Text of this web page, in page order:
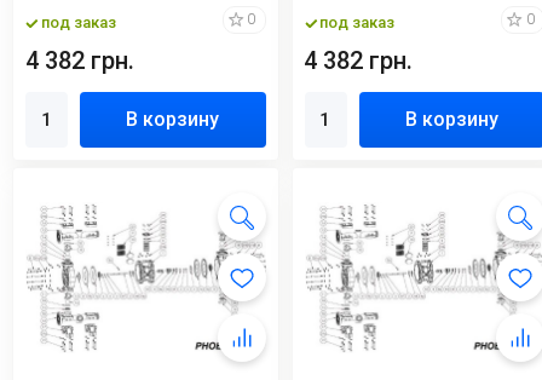
под заказ 0
4 382 грн.
В корзину
под заказ 0
4 382 грн.
В корзину